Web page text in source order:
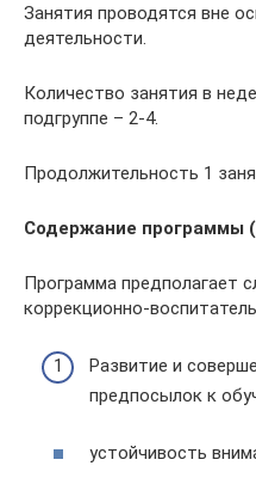
Занятия проводятся вне
деятельности.
Количество занятия в
подгруппе – 2-4.
Продолжительность 1
Содержание программы
Программа предполагает
коррекционно-
Развитие и
предпосылок к
устойчивость